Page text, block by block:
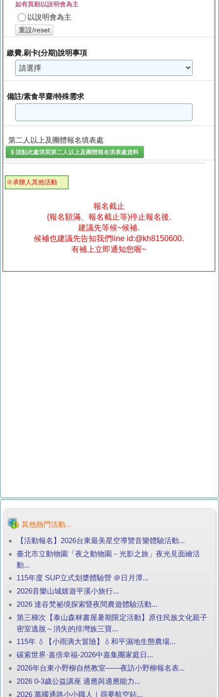
如有異動以說明會為主
以說明會為主
重設/reset
繳費.刷卡(分期)說明事項
備註/素食早齋/特殊需求
第二人以上及團體報名填表處
§ 請點此處填寫第二人以上及團體報名填表處資料
※承辦人其他活動
報名截止
(報名額滿、報名截止等)停止報名後.
建議先等候~候補.
候補也建議先告知我們line id:@kh8150600.
有補上立即通知您喔~
其他熱門活動...
【活動報名】2026台東最美星空導覽音樂體驗活動...
臺北市立動物園「夜之動物園－光影之旅」夜光見面繪活
動...
115年度 SUP立式划槳體驗營 ＠日月潭...
2026音樂山城嬉遊平溪小旅行...
2026 達谷梵祕境探索暨夜間農遊體驗活動...
第三梯次【泰山森林書屋暑期限定活動】原住民族文化親子
密室逃脫～消失的排灣族三寶...
115年 💧【小雨滴大冒險】💧和平濕地生態農場...
碳索世界·嘉倍幸福-2026中嘉集團家庭日...
2026年台東小野柳自然教室——夜訪小野柳報名表...
2026 0-3歲公益講座 適應與適應能力...
2026 萬國通路小小職人｜尋夢航空站...